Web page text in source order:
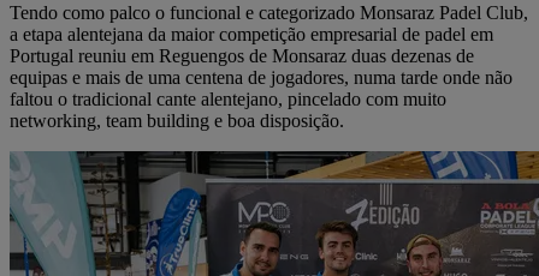
Tendo como palco o funcional e categorizado Monsaraz Padel Club,
a etapa alentejana da maior competição empresarial de padel em
Portugal reuniu em Reguengos de Monsaraz duas dezenas de
equipas e mais de uma centena de jogadores, numa tarde onde não
faltou o tradicional cante alentejano, pincelado com muito
networking, team building e boa disposição.